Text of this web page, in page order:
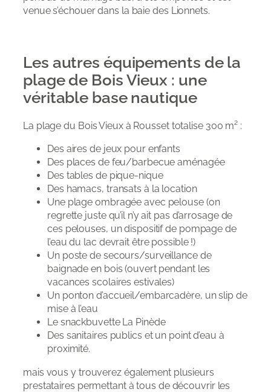
venue s’échouer dans la baie des Lionnets.
Les autres équipements de la
plage de Bois Vieux : une
véritable base nautique
La plage du Bois Vieux à Rousset totalise 300 m² :
Des aires de jeux pour enfants
Des places de feu/barbecue aménagée
Des tables de pique-nique
Des hamacs, transats à la location
Une plage ombragée avec pelouse (on
regrette juste qu’il n’y ait pas d’arrosage de
ces pelouses, un dispositif de pompage de
l’eau du lac devrait être possible !)
Un poste de secours/surveillance de
baignade en bois (ouvert pendant les
vacances scolaires estivales)
Un ponton d’accueil/embarcadère, un slip de
mise à l’eau
Le snackbuvette La Pinède
Des sanitaires publics et un point d’eau à
proximité.
mais vous y trouverez également plusieurs
prestataires permettant à tous de découvrir les